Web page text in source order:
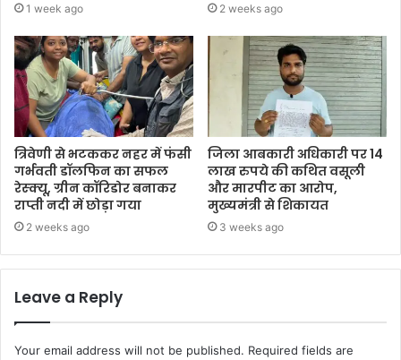
1 week ago 2 weeks ago
त्रिवेणी से भटककर नहर में फंसी
गर्भवती डॉलफिन का सफल
रेस्क्यू, ग्रीन कॉरिडोर बनाकर
राप्ती नदी में छोड़ा गया
2 weeks ago
जिला आबकारी अधिकारी पर 14
लाख रुपये की कथित वसूली
और मारपीट का आरोप,
मुख्यमंत्री से शिकायत
3 weeks ago
Leave a Reply
Your email address will not be published. Required fields are